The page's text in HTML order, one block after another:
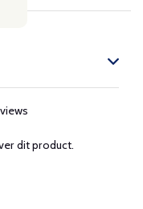
dit product.